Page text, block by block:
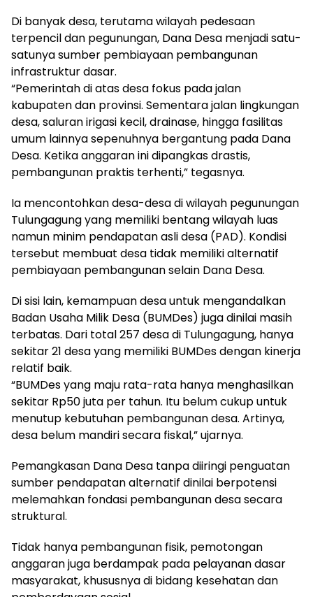
Di banyak desa, terutama wilayah pedesaan
terpencil dan pegunungan, Dana Desa menjadi satu-
satunya sumber pembiayaan pembangunan
infrastruktur dasar.
“Pemerintah di atas desa fokus pada jalan
kabupaten dan provinsi. Sementara jalan lingkungan
desa, saluran irigasi kecil, drainase, hingga fasilitas
umum lainnya sepenuhnya bergantung pada Dana
Desa. Ketika anggaran ini dipangkas drastis,
pembangunan praktis terhenti,” tegasnya.
Ia mencontohkan desa-desa di wilayah pegunungan
Tulungagung yang memiliki bentang wilayah luas
namun minim pendapatan asli desa (PAD). Kondisi
tersebut membuat desa tidak memiliki alternatif
pembiayaan pembangunan selain Dana Desa.
Di sisi lain, kemampuan desa untuk mengandalkan
Badan Usaha Milik Desa (BUMDes) juga dinilai masih
terbatas. Dari total 257 desa di Tulungagung, hanya
sekitar 21 desa yang memiliki BUMDes dengan kinerja
relatif baik.
“BUMDes yang maju rata-rata hanya menghasilkan
sekitar Rp50 juta per tahun. Itu belum cukup untuk
menutup kebutuhan pembangunan desa. Artinya,
desa belum mandiri secara fiskal,” ujarnya.
Pemangkasan Dana Desa tanpa diiringi penguatan
sumber pendapatan alternatif dinilai berpotensi
melemahkan fondasi pembangunan desa secara
struktural.
Tidak hanya pembangunan fisik, pemotongan
anggaran juga berdampak pada pelayanan dasar
masyarakat, khususnya di bidang kesehatan dan